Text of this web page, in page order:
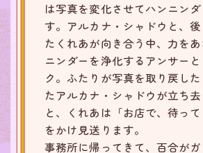
は写真を変化させてハンニン
す。アルカナ・シャドウと、
たくれあが向き合う中、力を
ニンダーを浄化するアンサー
ク。ふたりが写真を取り戻し
たアルカナ・シャドウが立ち
と、くれあは「お店で、待っ
をかけ見送ります。
事務所に帰ってきて、百合が